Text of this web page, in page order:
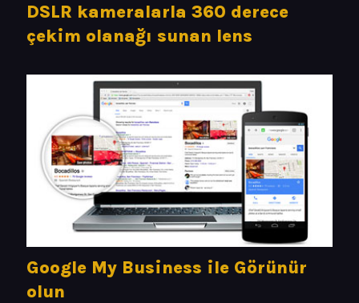
DSLR kameralarla 360 derece
çekim olanağı sunan lens
Google My Business ile Görünür
olun